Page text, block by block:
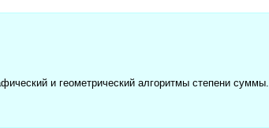
и геометрический алгоритмы степени суммы.